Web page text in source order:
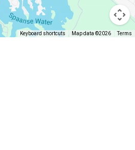
Keyboard shortcuts Map data ©2026 Terms